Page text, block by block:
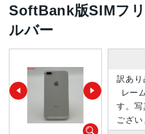
SoftBank版SIMフ
ルバー
訳あり
レー
す。写
ござい